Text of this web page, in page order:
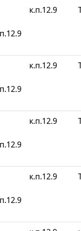
к.п.12.9
к.п.12.9
к.п.12.9
к.п.12.9